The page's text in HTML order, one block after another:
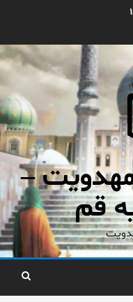
–
قم